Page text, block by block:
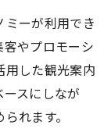
ミーが利用でき
客やプロモーシ
用した観光案内
スにしなが
れます。